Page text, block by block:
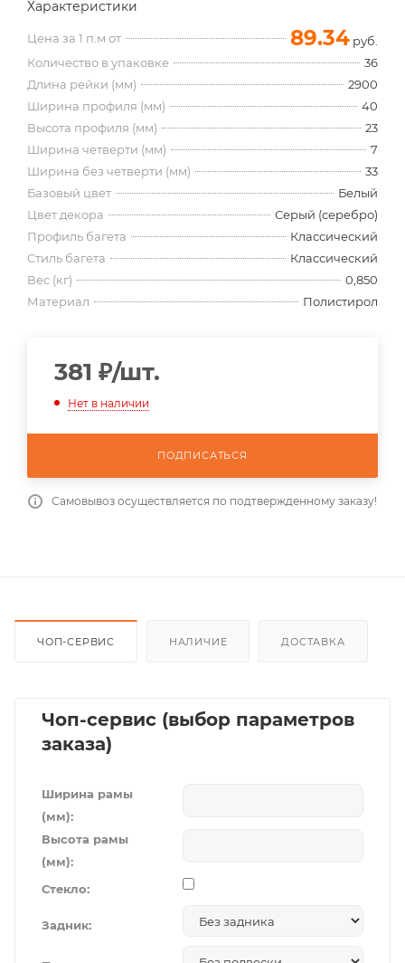
Характеристики
Цена за 1 п.м от 89.34 руб.
Количество в упаковке
36
Длина рейки (мм)
2900
Ширина профиля (мм)
40
Высота профиля (мм)
23
Ширина четверти (мм)
7
Ширина без четверти (мм)
33
Базовый цвет
Белый
Цвет декора
Серый (серебро)
Профиль багета
Классический
Стиль багета
Классический
Вес (кг)
0,850
Материал
Полистирол
381 ₽/шт.
Нет в наличии
ПОДПИСАТЬСЯ
Самовывоз осуществляется по подтвержденному заказу!
ЧОП-СЕРВИС НАЛИЧИЕ ДОСТАВКА
Чоп-сервис (выбор параметров
заказа)
Ширина рамы
(мм):
Высота рамы
(мм):
Стекло:
Задник: